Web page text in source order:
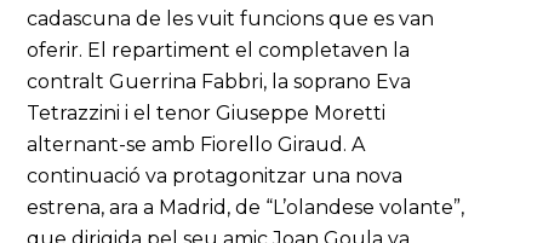
cadascuna de les vuit funcions que es van
oferir. El repartiment el completaven la
contralt Guerrina Fabbri, la soprano Eva
Tetrazzini i el tenor Giuseppe Moretti
alternant-se amb Fiorello Giraud. A
continuació va protagonitzar una nova
estrena, ara a Madrid, de “L’olandese volante”,